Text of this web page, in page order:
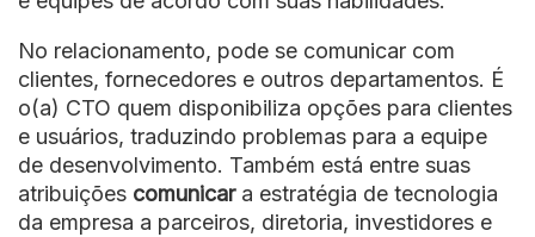
No relacionamento, pode se comunicar com
clientes, fornecedores e outros departamentos. É
o(a) CTO quem disponibiliza opções para clientes
e usuários, traduzindo problemas para a equipe
de desenvolvimento. Também está entre suas
atribuições comunicara estratégia de tecnologia
da empresa a parceiros, diretoria, investidores e